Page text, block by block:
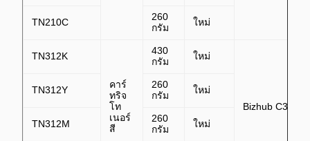
TN210C
260
กรัม
ใหม่
TN312K
คาร์
ทริจ
โท
เนอร์
สี
430
กรัม
ใหม่
Bizhub
TN312Y
260
กรัม
ใหม่
TN312M
260
กรัม
ใหม่